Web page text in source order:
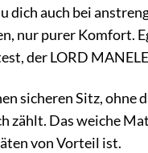
dich auch bei
nur purer Komfort.
der LORD
sicheren Sitz, ohne
zählt. Das weiche
von Vorteil ist.